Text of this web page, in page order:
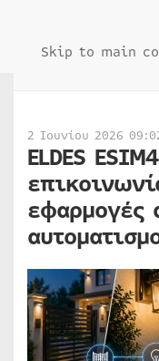
Skip to main
2 Ιουνίου 2026
ELDES
εφαρμογές